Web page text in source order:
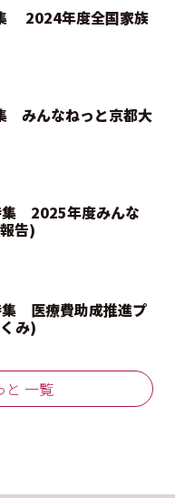
2024年度全国家族
みんなねっと京都大
2025年度みんな
告)
医療費助成推進プ
み)
と 一覧